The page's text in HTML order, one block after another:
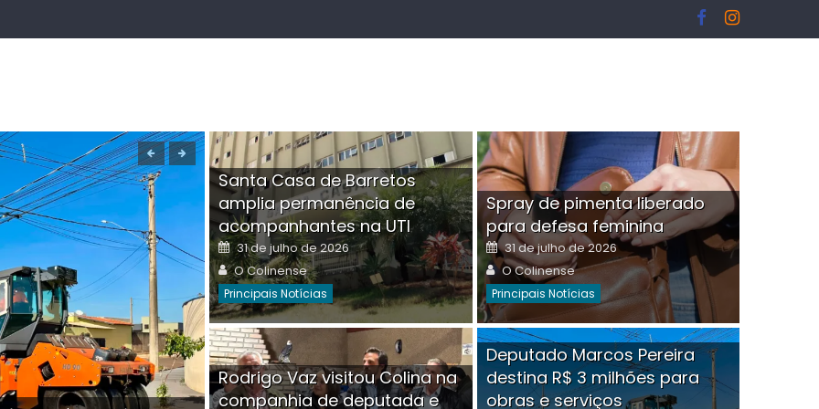
Boutique na Av. Ângelo Martins Tristão é
invadida por criminoso mascarado
Posted
30 de julho de 2026 Author
O Colinense Comment(0)
Santa Casa de Barretos
amplia permanência de
acompanhantes na UTI
Posted
on
31 de julho de 2026
Author
O Colinense
Principais Notícias
Spray de pimenta liberado
para defesa feminina
Posted
on
31 de julho de 2026
Author
O Colinense
Principais Notícias
Rodrigo Vaz visitou Colina na
companhia de deputada e
Deputado Marcos Pereira
destina R$ 3 milhões para
obras e serviços